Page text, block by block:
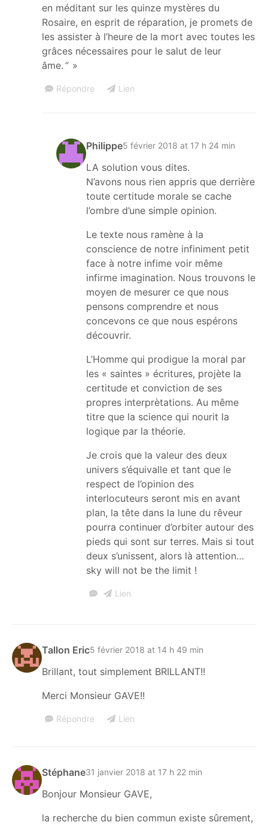
en méditant sur les quinze mystères du
Rosaire, en esprit de réparation, je promets de
les assister à l’heure de la mort avec toutes les
grâces nécessaires pour le salut de leur
âme. ” »
Répondre Lien
Philippe5 février 2018 at 17 h 24 min
LA solution vous dites.
N’avons nous rien appris que derrière
toute certitude morale se cache
l’ombre d’une simple opinion.
Le texte nous ramène à la
conscience de notre infiniment petit
face à notre infime voir même
infirme imagination. Nous trouvons le
moyen de mesurer ce que nous
pensons comprendre et nous
concevons ce que nous espérons
découvrir.
L’Homme qui prodigue la moral par
les « saintes » écritures, projète la
certitude et conviction de ses
propres interprètations. Au même
titre que la science qui nourit la
logique par la théorie.
Je crois que la valeur des deux
univers s’équivalle et tant que le
respect de l’opinion des
interlocuteurs seront mis en avant
plan, la tête dans la lune du rêveur
pourra continuer d’orbiter autour des
pieds qui sont sur terres. Mais si tout
deux s’unissent, alors là attention…
sky will not be the limit !
Lien
Tallon Eric5 février 2018 at 14 h 49 min
Brillant, tout simplement BRILLANT!!
Merci Monsieur GAVE!!
Répondre Lien
Stéphane31 janvier 2018 at 17 h 22 min
Bonjour Monsieur GAVE,
la recherche du bien commun existe sûrement,